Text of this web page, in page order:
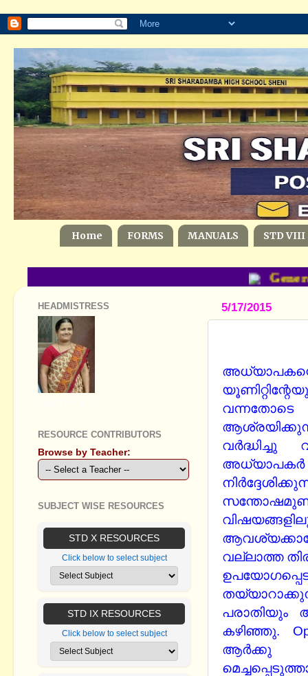
Home FORMS MANUALS STD VIII
5/17/2015
വര്‍ദ്ധിച്ചു
അധ്യാപകര്‍
വല്ലാത്ത
പരാതിയും
കഴിഞ്ഞു.
ആര്‍ക്കു
HEADMISTRESS
RESOURCE CONTRIBUTORS
Browse by Teacher:
SUBJECT WISE RESOURCES
STD X RESOURCES
Click below to select subject
STD IX RESOURCES
Click below to select subject